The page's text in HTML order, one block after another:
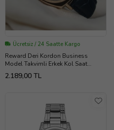
Ücretsiz / 24 Saatte Kargo
Reward Deri Kordon Business
Model Takvimli Erkek Kol Saat
(Lacivert)
2.189,00 TL